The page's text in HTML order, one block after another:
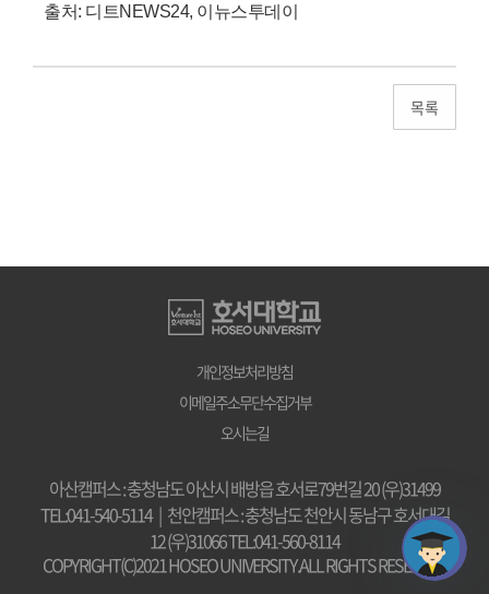
출처: 디트NEWS24, 이뉴스투데이
개인정보처리방침
이메일주소무단수집거부
오시는길
아산캠퍼스 : 충청남도 아산시 배방읍 호서로79번길 20 (우)31499
TEL:041-540-5114 | 천안캠퍼스 : 충청남도 천안시 동남구 호서대길
12 (우)31066 TEL:041-560-8114
COPYRIGHT(C)2021 HOSEO UNIVERSITY.ALL RIGHTS RESERVED.